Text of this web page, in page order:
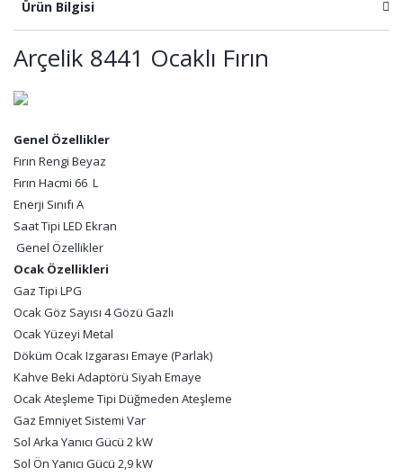
Ürün Bilgisi
Arçelik 8441 Ocaklı Fırın
Genel Özellikler
Fırın Rengi Beyaz
Fırın Hacmi 66 L
Enerji Sınıfı A
Saat Tipi LED Ekran
Genel Özellikler
Ocak Özellikleri
Gaz Tipi LPG
Ocak Göz Sayısı 4 Gözü Gazlı
Ocak Yüzeyi Metal
Döküm Ocak Izgarası Emaye (Parlak)
Kahve Beki Adaptörü Siyah Emaye
Ocak Ateşleme Tipi Düğmeden Ateşleme
Gaz Emniyet Sistemi Var
Sol Arka Yanıcı Gücü 2 kW
Sol Ön Yanıcı Gücü 2,9 kW